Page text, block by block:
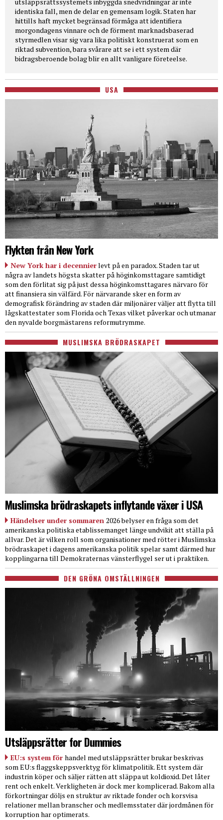
identiska fall, men de delar en gemensam logik. Staten har
hittills haft mycket begränsad förmåga att identifiera
morgondagens vinnare och de förment marknadsbaserad
styrmedlen visar sig vara lika politiskt konstruerat som en
riktad subvention, bara svårare att se i ett system där
bidragsberoende bolag blir en allt vanligare företeelse.
USA
Flykten från New York
New York har i decennierlevt på en paradox. Staden tar ut
några av landets högsta skatter på höginkomsttagare samtidigt
som den förlitat sig på just dessa höginkomsttagares närvaro för
att finansiera sin välfärd. För närvarande sker en form av
demografisk förändring av staden där miljonärer väljer att flytta till
lågskattestater som Florida och Texas vilket påverkar och utmanar
den nyvalde borgmästarens reformutrymme.
MUSLIMSKA BRÖDRASKAPET
Muslimska brödraskapets inflytande växer i USA
Händelser under sommaren 2026 belyser en fråga som det
amerikanska politiska etablissemanget länge undvikit att ställa på
allvar. Det är vilken roll som organisationer med rötter i Muslimska
brödraskapet i dagens amerikanska politik spelar samt därmed hur
kopplingarna till Demokraternas vänsterflygel ser ut i praktiken.
DEN GRÖNA OMSTÄLLNINGEN
Utsläppsrätter for Dummies
EU:s system för handel med utsläppsrätter brukar beskrivas
som EU:s flaggskeppsverktyg för klimatpolitik. Ett system där
industrin köper och säljer rätten att släppa ut koldioxid. Det låter
rent och enkelt. Verkligheten är dock mer komplicerad. Bakom alla
förkortningar döljs en struktur av riktade fonder och korsvisa
relationer mellan branscher och medlemsstater där jordmånen för
korruption har optimerats.